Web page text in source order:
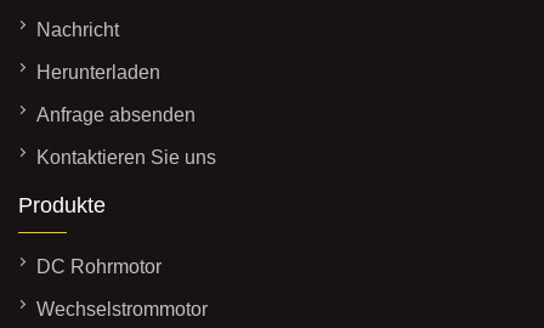
Nachricht
Herunterladen
Anfrage absenden
Kontaktieren Sie uns
Produkte
DC Rohrmotor
Wechselstrommotor